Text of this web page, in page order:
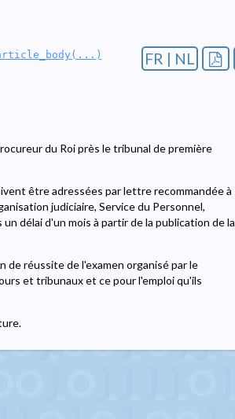
FR | NL
du Roi près le tribunal de première
être adressées par lettre recommandée à
judiciaire, Service du Personnel,
délai d'un mois à partir de la publication de la
réussite de l'examen organisé par le
et tribunaux et ce pour l'emploi qu'ils